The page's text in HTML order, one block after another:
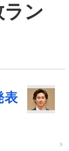
ン
表